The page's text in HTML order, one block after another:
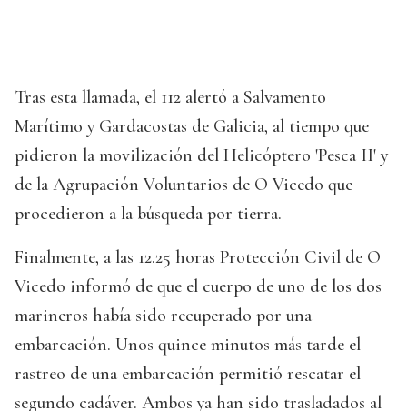
Tras esta llamada, el 112 alertó a Salvamento
Marítimo y Gardacostas de Galicia, al tiempo que
pidieron la movilización del Helicóptero 'Pesca II' y
de la Agrupación Voluntarios de O Vicedo que
procedieron a la búsqueda por tierra.
Finalmente, a las 12.25 horas Protección Civil de O
Vicedo informó de que el cuerpo de uno de los dos
marineros había sido recuperado por una
embarcación. Unos quince minutos más tarde el
rastreo de una embarcación permitió rescatar el
segundo cadáver. Ambos ya han sido trasladados al